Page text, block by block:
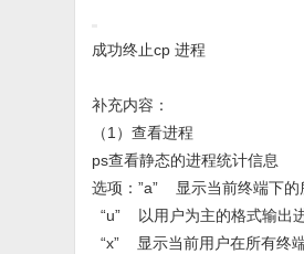
成功终止cp 进程
补充内容：
（1）查看进程
ps查看静态的进程统计信息
选项：”a” 显示当前终端下的
“u” 以用户为主的格式输出
“x” 显示当前用户在所有终